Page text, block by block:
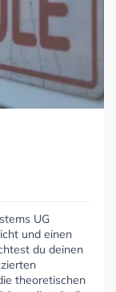
UG
und einen
du deinen
theoretischen